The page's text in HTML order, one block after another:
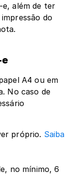
e, além de ter
do
A4 ou em
No caso de
próprio. Saiba
no mínimo, 6